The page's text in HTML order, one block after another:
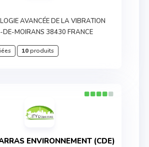
AVANCÉE DE LA VIBRATION
DE-MOIRANS 38430 FRANCE
10produits
ENVIRONNEMENT (CDE)